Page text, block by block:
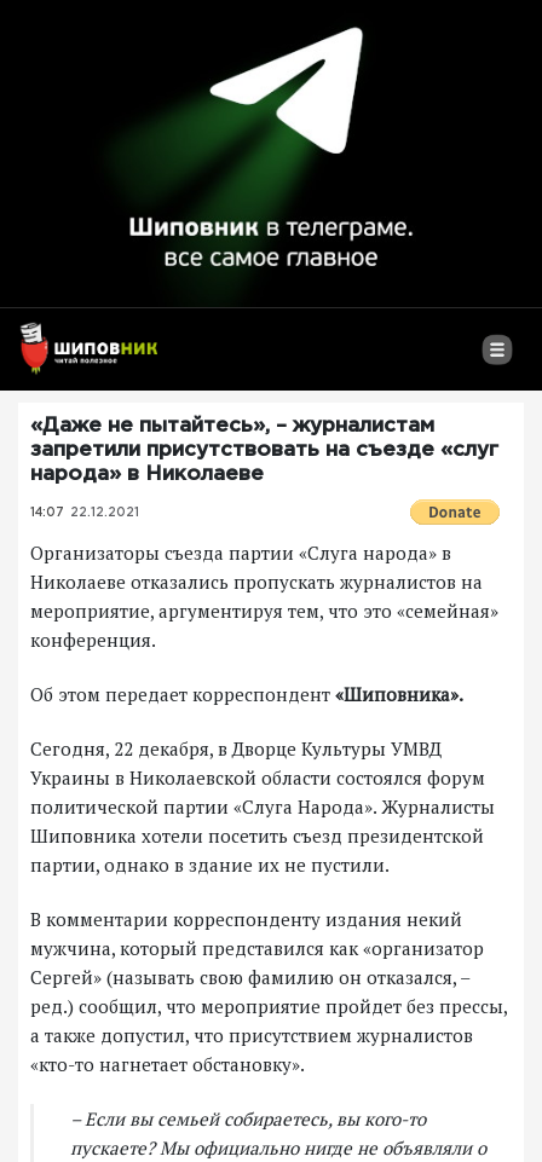
«Даже не пытайтесь», – журналистам
запретили присутствовать на съезде «слуг
народа» в Николаеве
14:07 22.12.2021
Организаторы съезда партии «Слуга народа» в
Николаеве отказались пропускать журналистов на
мероприятие, аргументируя тем, что это «семейная»
конференция.
Об этом передает корреспондент «Шиповника».
Сегодня, 22 декабря, в Дворце Культуры УМВД
Украины в Николаевской области состоялся форум
политической партии «Слуга Народа». Журналисты
Шиповника хотели посетить съезд президентской
партии, однако в здание их не пустили.
В комментарии корреспонденту издания некий
мужчина, который представился как «организатор
Сергей» (называть свою фамилию он отказался, –
ред.) сообщил, что мероприятие пройдет без прессы,
а также допустил, что присутствием журналистов
«кто-то нагнетает обстановку».
– Если вы семьей собираетесь, вы кого-то
пускаете? Мы официально нигде не объявляли о